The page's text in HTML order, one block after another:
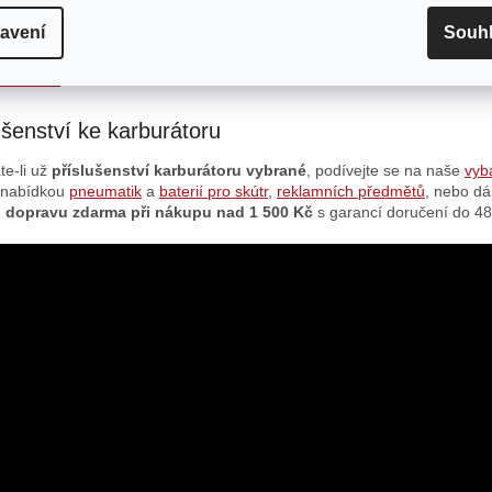
není...
ke karburátoru
li už příslušenství karburátoru vybrané, podívejte se na naše
pneumatik a baterií pro skútr, reklamních předmětů, nebo
dopravu zdarma při nákupu nad 1 500 Kč s garancí doručení do